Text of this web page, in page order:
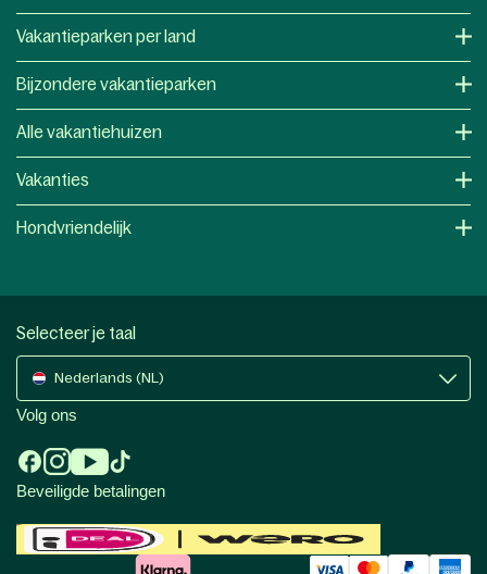
Vakantieparken per land
Bijzondere vakantieparken
Alle vakantiehuizen
Vakanties
Hondvriendelijk
Selecteer je taal
Nederlands (NL)
Volg ons
Beveiligde betalingen